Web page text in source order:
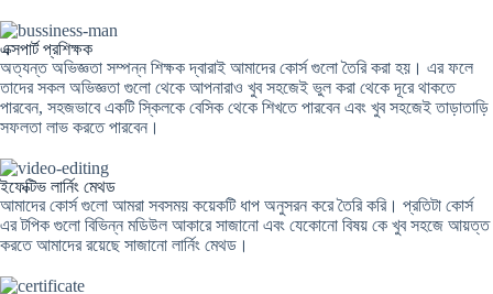
এক্সপার্ট প্রশিক্ষক
অত্যন্ত অভিজ্ঞতা সম্পন্ন শিক্ষক দ্বারাই আমাদের কোর্স গুলো তৈরি করা হয়। এর ফলে
তাদের সকল অভিজ্ঞতা গুলো থেকে আপনারাও খুব সহজেই ভুল করা থেকে দূরে থাকতে
পারবেন, সহজভাবে একটি স্কিলকে বেসিক থেকে শিখতে পারবেন এবং খুব সহজেই তাড়াতাড়ি
সফলতা লাভ করতে পারবেন।
ইফেক্টিভ লার্নিং মেথড
আমাদের কোর্স গুলো আমরা সবসময় কয়েকটি ধাপ অনুসরন করে তৈরি করি। প্রতিটা কোর্স
এর টপিক গুলো বিভিন্ন মডিউল আকারে সাজানো এবং যেকোনো বিষয় কে খুব সহজে আয়ত্ত
করতে আমাদের রয়েছে সাজানো লার্নিং মেথড।